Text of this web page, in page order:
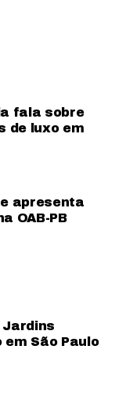
fala sobre
de luxo em
apresenta
OAB-PB
Jardins
São Paulo